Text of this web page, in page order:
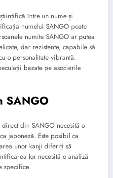
între un nume și
numelui SANGO poate
numite SANGO ar putea
dar rezistente, capabile să
o personalitate vibrantă.
bazate pe asocierile
SANGO
din SANGO necesită o
japoneză. Este posibil ca
unor kanji diferiți să
lor necesită o analiză
specifice.